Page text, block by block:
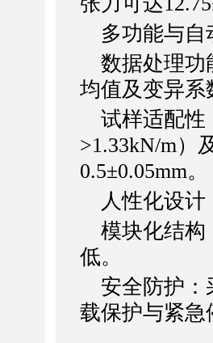
多功能与自
数据处理功
均值及变异系
试样适配性
>1.33kN/m）
0.5±0.05mm。
人性化设计
模块化结构
低。
安全防护：
载保护与紧急